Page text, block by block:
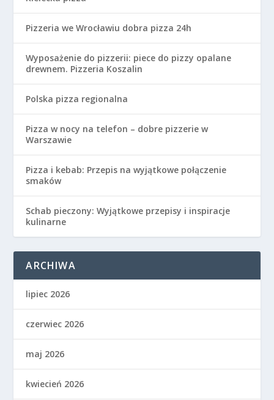
Pizzeria we Wrocławiu dobra pizza 24h
Wyposażenie do pizzerii: piece do pizzy opalane
drewnem. Pizzeria Koszalin
Polska pizza regionalna
Pizza w nocy na telefon – dobre pizzerie w
Warszawie
Pizza i kebab: Przepis na wyjątkowe połączenie
smaków
Schab pieczony: Wyjątkowe przepisy i inspiracje
kulinarne
ARCHIWA
lipiec 2026
czerwiec 2026
maj 2026
kwiecień 2026